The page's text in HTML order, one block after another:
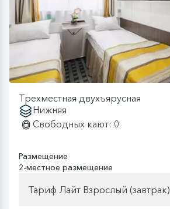
Трехместная двухъярусная
Нижняя
Свободных кают: 0
Размещение
2-местное размещение
Тариф Лайт Взрослый (завтрак)